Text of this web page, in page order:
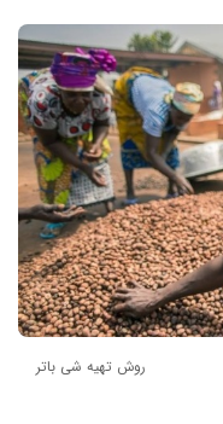
روش تهیه شی باتر